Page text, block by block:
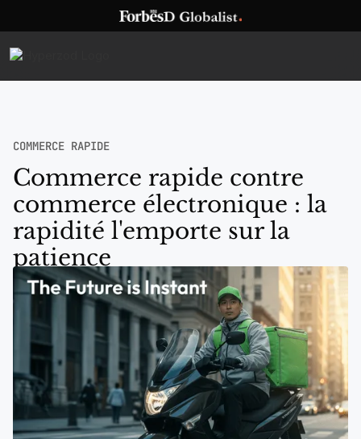
COMMERCE RAPIDE
Commerce rapide contre
commerce électronique : la
rapidité l'emporte sur la
patience